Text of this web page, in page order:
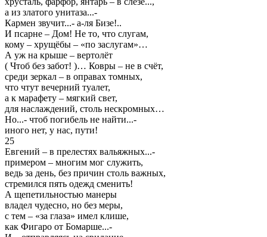
а из златого унитаза...-
Кармен звучит...- а-ля Бизе!..
И псарне – Дом! Не то, что слугам,
кому – хрущёбы – «по заслугам»…
А уж на крыше – вертолёт
( Чтоб без забот! )… Ковры – не в счёт,
среди зеркал – в оправах томных,
что чтут вечерний туалет,
а к марафету – мягкий свет,
для наслаждений, столь нескромных…
Но...- чтоб погибель не найти...-
иного нет, у нас, пути!
25
Евгений – в прелестях вальяжных...-
примером – многим мог служить,
ведь за день, без причин столь важных,
стремился пять одежд сменить!
А щепетильностью манеры
владел чудесно, но без меры,
с тем – «за глаза» имел клише,
как Фигаро от Бомарше...-